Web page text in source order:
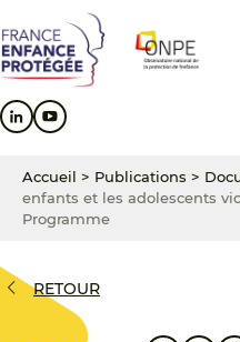
au
contenu
principal
au
menu
principal
au
pied
de
Accueil > Publications >
enfants et les adolescents
Programme
RETOUR